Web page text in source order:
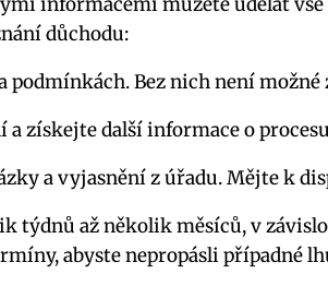
důchodu:
Bez nich není možné
získejte další informace o
a vyjasnění z úřadu. Mějte k
týdnů až několik měsíců, v
abyste nepropásli případné